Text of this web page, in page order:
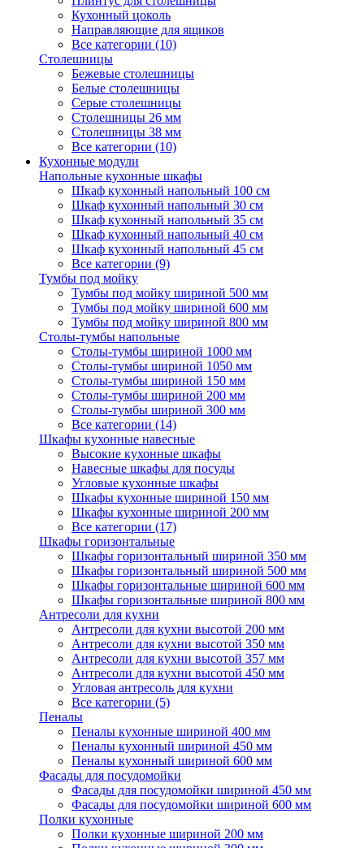
Кухонный цоколь
Направляющие для ящиков
Все категории (10)
Столешницы
Бежевые столешницы
Белые столешницы
Серые столешницы
Столешницы 26 мм
Столешницы 38 мм
Все категории (10)
Кухонные модули
Напольные кухонные шкафы
Шкаф кухонный напольный 100 см
Шкаф кухонный напольный 30 см
Шкаф кухонный напольный 35 см
Шкаф кухонный напольный 40 см
Шкаф кухонный напольный 45 см
Все категории (9)
Тумбы под мойку
Тумбы под мойку шириной 500 мм
Тумбы под мойку шириной 600 мм
Тумбы под мойку шириной 800 мм
Столы-тумбы напольные
Столы-тумбы шириной 1000 мм
Столы-тумбы шириной 1050 мм
Столы-тумбы шириной 150 мм
Столы-тумбы шириной 200 мм
Столы-тумбы шириной 300 мм
Все категории (14)
Шкафы кухонные навесные
Высокие кухонные шкафы
Навесные шкафы для посуды
Угловые кухонные шкафы
Шкафы кухонные шириной 150 мм
Шкафы кухонные шириной 200 мм
Все категории (17)
Шкафы горизонтальные
Шкафы горизонтальный шириной 350 мм
Шкафы горизонтальный шириной 500 мм
Шкафы горизонтальные шириной 600 мм
Шкафы горизонтальные шириной 800 мм
Антресоли для кухни
Антресоли для кухни высотой 200 мм
Антресоли для кухни высотой 350 мм
Антресоли для кухни высотой 357 мм
Антресоли для кухни высотой 450 мм
Угловая антресоль для кухни
Все категории (5)
Пеналы
Пеналы кухонные шириной 400 мм
Пеналы кухонный шириной 450 мм
Пеналы кухонный шириной 600 мм
Фасады для посудомойки
Фасады для посудомойки шириной 450 мм
Фасады для посудомойки шириной 600 мм
Полки кухонные
Полки кухонные шириной 200 мм